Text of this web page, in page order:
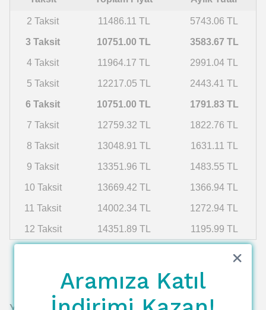
2 Taksit 11486.11 TL 5743.06 TL
3 Taksit 10751.00 TL 3583.67 TL
4 Taksit 11964.17 TL 2991.04 TL
5 Taksit 12217.05 TL 2443.41 TL
6 Taksit 10751.00 TL 1791.83 TL
7 Taksit 12759.32 TL 1822.76 TL
8 Taksit 13048.91 TL 1631.11 TL
9 Taksit 13351.96 TL 1483.55 TL
10 Taksit 13669.42 TL 1366.94 TL
11 Taksit 14002.34 TL 1272.94 TL
12 Taksit 14351.89 TL 1195.99 TL
Aramıza Katıl